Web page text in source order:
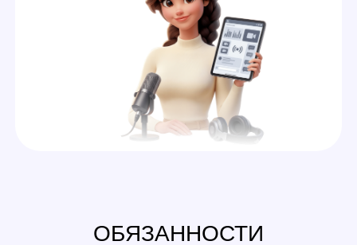
Следить за исправностью техники на
за исправностью бытовых
приборов и техники для
стриминга в студии, чтобы
создать вебкам моделям
и избавить их от проблем
Встречать новых моделей,
показывать студию